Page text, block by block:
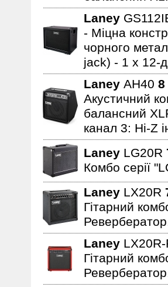
Laney
- Міцна
чорного
jack) - 1 x 12-
Laney AH40 8
Акустичний
балансний
канал 3: Hi-Z
Laney LG20R
Комбо серії
Laney LX20R
Гітарний
Laney
Гітарний